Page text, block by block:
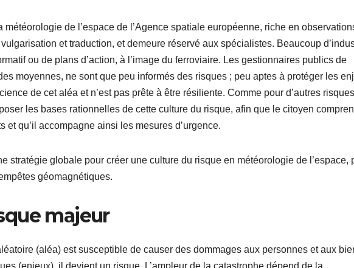
météorologie de l’espace de l’Agence spatiale européenne, riche en
et traduction, et demeure réservé aux spécialistes. Beaucoup
ou de plans d’action, à l’image du ferroviaire. Les gestionnaires publics de
moyennes, ne sont que peu informés des risques ; peu aptes à protéger les
de cet aléa et n’est pas prête à être résiliente. Comme pour d’autres risques
les bases rationnelles de cette culture du risque, afin que le citoyen
et qu’il accompagne ainsi les mesures d’urgence.
stratégie globale pour créer une culture du risque en météorologie de l’espace,
géomagnétiques.
majeur
(aléa) est susceptible de causer des dommages aux personnes et aux
(enjeux), il devient un risque. L’ampleur de la catastrophe dépend de la